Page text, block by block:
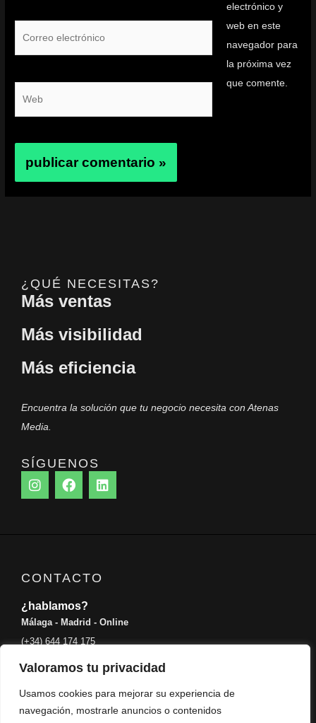
Valoramos tu privacidad
Usamos cookies para mejorar su experiencia de
navegación, mostrarle anuncios o contenidos
electrónico y
web en este
navegador para
la próxima vez
que comente.
¿QUÉ NECESITAS?
Más ventas
Más visibilidad
Más eficiencia
Encuentra la solución que tu negocio necesita con Atenas
Media.
SÍGUENOS
I
n
a
m
F
a
k
L
i
CONTACTO
¿hablamos?
Málaga - Madrid - Online
(+34) 644 174 175
info@atenasmedia.com
| Cookies | Aviso legal